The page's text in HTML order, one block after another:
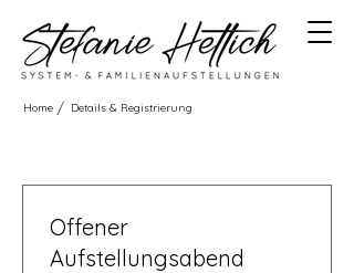
Home / Details & Registrierung
Offener
Aufstellungsabend